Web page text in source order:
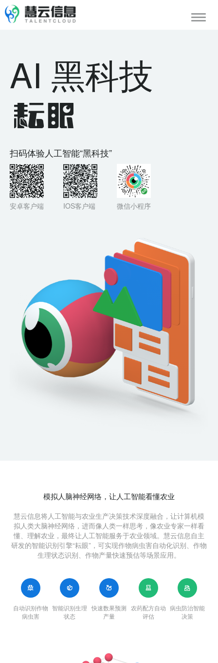
Toggle
AI 黑科技
扫码体验人工智能“黑科技”
安卓客户端 IOS客户端 微信小程序
模拟人脑神经网络，让人工智能看懂农业
慧云信息将人工智能与农业生产决策技术深度融合，让计算机模
拟人类大脑神经网络，进而像人类一样思考，像农业专家一样看
懂、理解农业，最终让人工智能服务于农业领域。慧云信息自主
研发的智能识别引擎“耘眼”，可实现作物病虫害自动化识别、作物
生理状态识别、作物产量快速预估等场景应用。
自动识别作物
病虫害
智能识别生理
状态
快速数果预测
产量
农药配方自动
评估
病虫防治智能
决策